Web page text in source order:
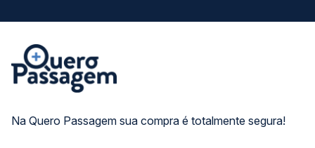
Na Quero Passagem sua compra é totalmente segura!